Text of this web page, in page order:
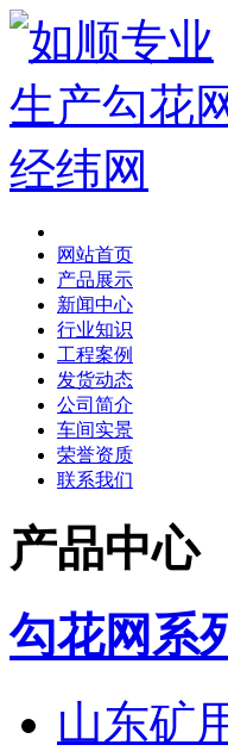
网站首页
产品展示
新闻中心
行业知识
工程案例
发货动态
公司简介
车间实景
荣誉资质
联系我们
产品中心
勾花网系
山东矿